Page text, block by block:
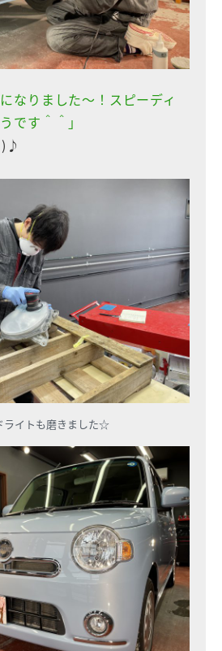
なりました〜！スピーディ
です＾＾」
ライトも磨きました☆